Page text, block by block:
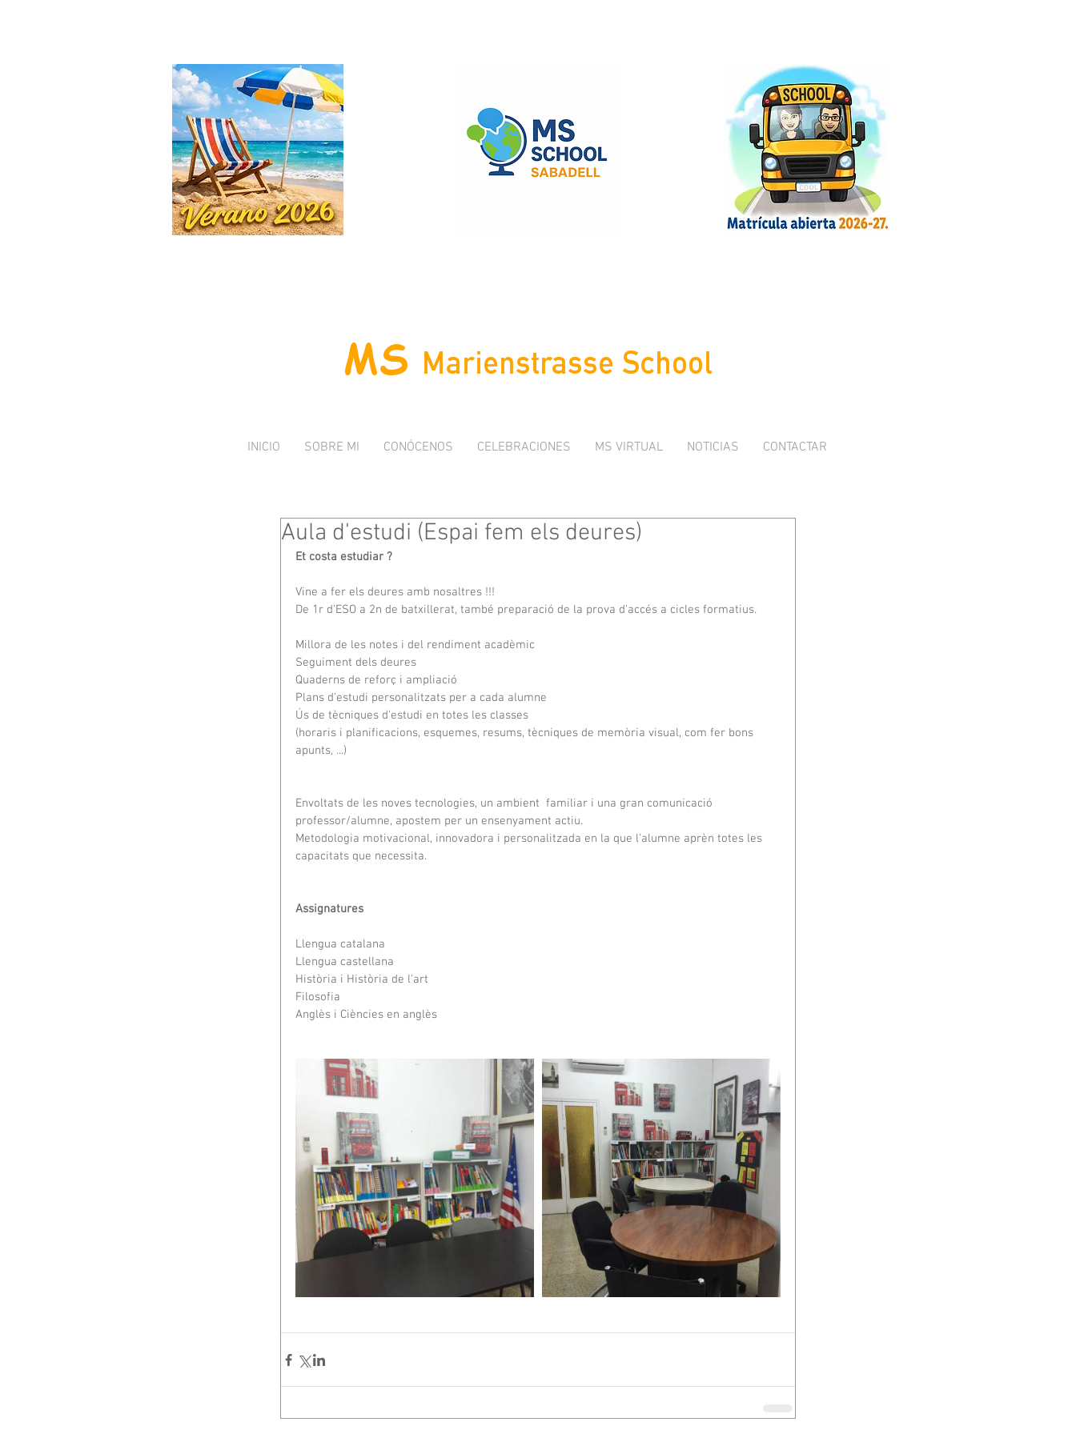
INICIO SOBRE MI CONÓCENOS CELEBRACIONES MS VIRTUAL NOTICIAS CONTACTAR
Aula d'estudi (Espai fem els deures)
Et costa estudiar ?
Vine a fer els deures amb nosaltres !!!
De 1r d'ESO a 2n de batxillerat, també preparació de la prova d'accés a cicles formatius.
Millora de les notes i del rendiment acadèmic
Seguiment dels deures
Quaderns de reforç i ampliació
Plans d'estudi personalitzats per a cada alumne
Ús de tècniques d'estudi en totes les classes
(horaris i planificacions, esquemes, resums, tècniques de memòria visual, com fer bons
apunts, ...)
Envoltats de les noves tecnologies, un ambient  familiar i una gran comunicació
professor/alumne, apostem per un ensenyament actiu.
Metodologia motivacional, innovadora i personalitzada en la que l'alumne aprèn totes les
capacitats que necessita.
Assignatures
Llengua catalana
Llengua castellana
Història i Història de l'art
Filosofia
Anglès i Ciències en anglès